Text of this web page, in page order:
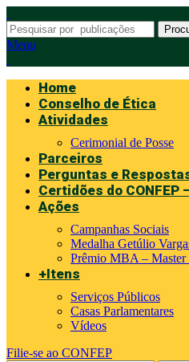
Menu
Home
Conselho de Ética
Atividades
Cerimonial de Posse
Parceiros
Perguntas e
Certidões do CONFEP
Ações
Campanhas Sociais
Medalha Getúlio
Prêmio MBA – Master
+Itens
Serviços Públicos
Casas Parlamentares
Vídeos
Filie-se ao CONFEP